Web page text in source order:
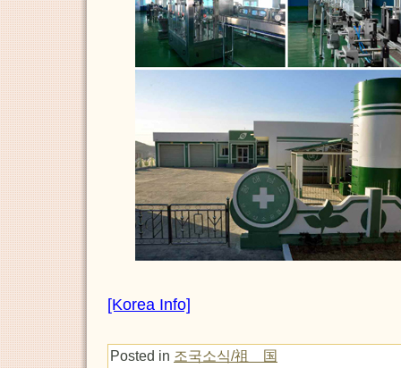
[Korea Info]
Posted in 조국소식/祖 国